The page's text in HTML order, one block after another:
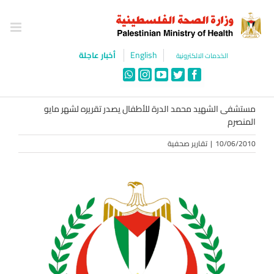
content
الخدمات الالكترونية English أخبار عاجلة
Facebook
Twitter
YouTube
Instagram
WhatsApp
مستشفى الشهيد محمد الدرة للأطفال يصدر تقريره لشهر مايو
المنصرم
10/06/2010
| تقارير صحفية